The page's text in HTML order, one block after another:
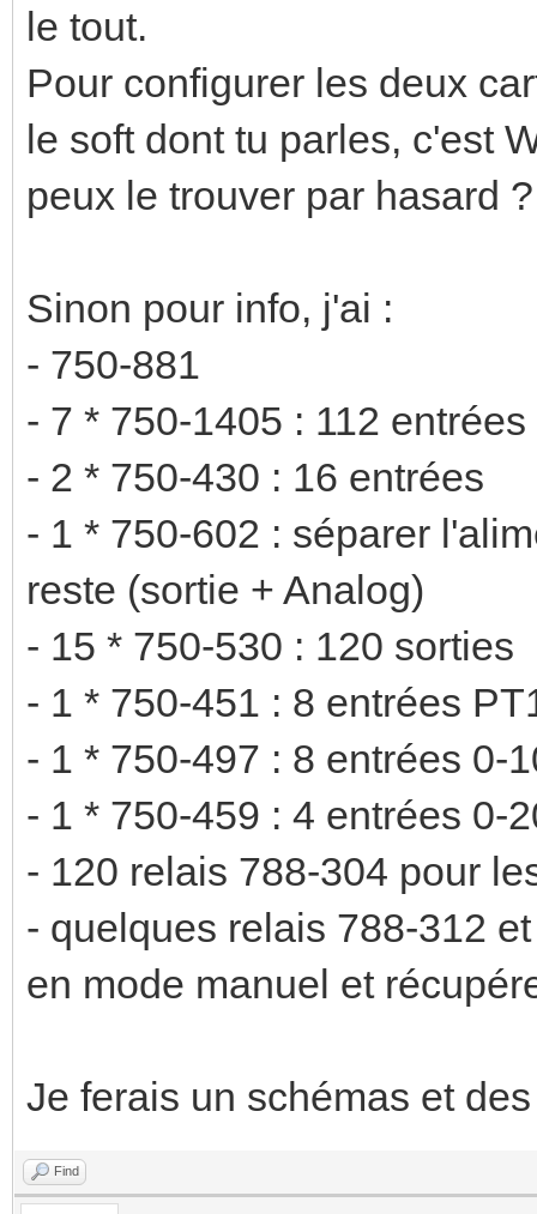
le tout.
Pour configurer les deux
le soft dont tu parles, c'est
peux le trouver par hasard ?
Sinon pour info, j'ai :
- 750-881
- 7 * 750-1405 : 112 entrées
- 2 * 750-430 : 16 entrées
- 1 * 750-602 : séparer
reste (sortie + Analog)
- 15 * 750-530 : 120 sorties
- 1 * 750-451 : 8 entrées
- 1 * 750-497 : 8 entrées 0-
- 1 * 750-459 : 4 entrées 0-
- 120 relais 788-304 pour
- quelques relais 788-312
en mode manuel et
Je ferais un schémas et
Find